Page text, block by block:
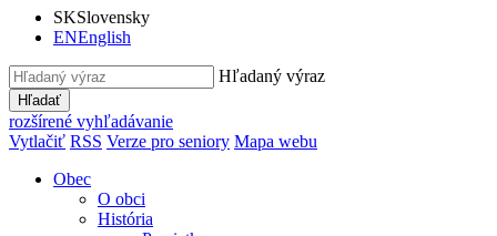
SKSlovensky
ENEnglish
Hľadaný výraz
Hľadať
rozšírené vyhľadávanie
Vytlačiť RSS Verze pro seniory Mapa webu
Obec
O obci
História